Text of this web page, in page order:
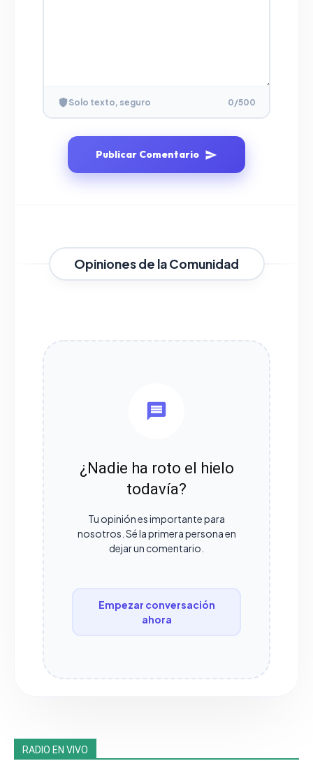
Solo texto, seguro 0/500
Publicar Comentario
Opiniones de la Comunidad
¿Nadie ha roto el hielo
todavía?
Tu opinión es importante para
nosotros. Sé la primera persona en
dejar un comentario.
Empezar conversación
ahora
RADIO EN VIVO